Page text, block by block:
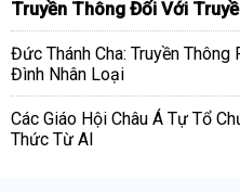
Truyền Thông Đối Với
Đức Thánh Cha: Truyền
Đình Nhân Loại
Các Giáo Hội Châu Á Tự Tổ
Thức Từ AI